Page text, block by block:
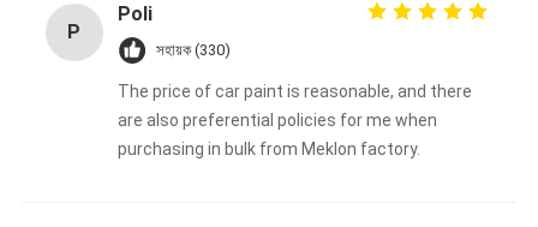
P
Poli
সহায়ক (330)
The price of car paint is reasonable, and there
are also preferential policies for me when
purchasing in bulk from Meklon factory.